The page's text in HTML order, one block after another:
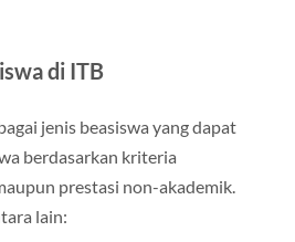
di ITB
jenis beasiswa yang dapat
berdasarkan kriteria
prestasi non-akademik.
lain: